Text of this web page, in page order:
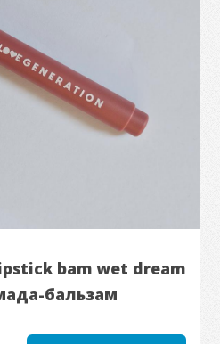
bam wet dream
бальзам